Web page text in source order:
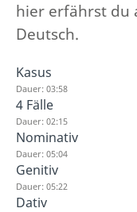
hier erfährst du
Deutsch.
Kasus
Dauer: 03:58
4 Fälle
Dauer: 02:15
Nominativ
Dauer: 05:04
Genitiv
Dauer: 05:22
Dativ